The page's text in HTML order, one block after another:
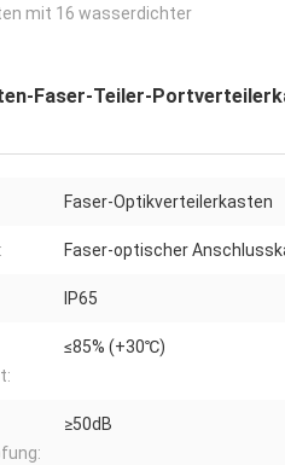
mit 16 wasserdichter
Faser-Teiler-
Faser-Optikverteilerkasten
Faser-optischer
IP65
≤85% (+30℃)
≥50dB